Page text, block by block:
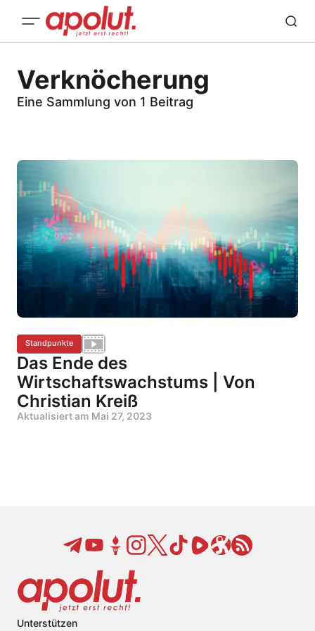
Verknöcherung
Eine Sammlung von 1 Beitrag
Standpunkte
Das Ende des
Wirtschaftswachstums | Von
Christian Kreiß
Aktualisiert am Mai 27, 2023
Unterstützen